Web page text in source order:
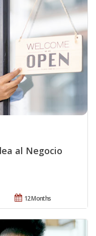
al Negocio
12 Months